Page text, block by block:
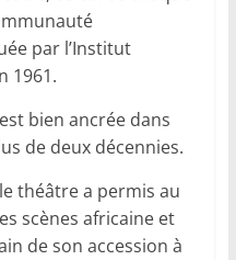
par l’Institut
1961.
bien ancrée dans
de deux décennies.
théâtre a permis au
scènes africaine et
de son accession à